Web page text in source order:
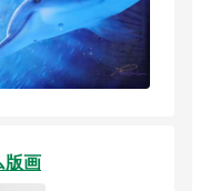
版画